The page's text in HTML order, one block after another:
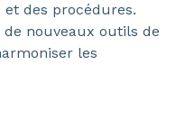
des procédures.
nouveaux outils de
les